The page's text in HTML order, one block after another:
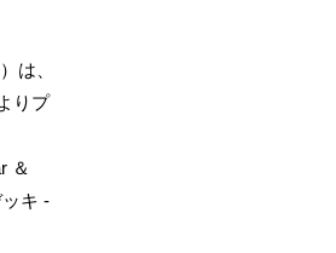
は、
りプ
＆
キ -